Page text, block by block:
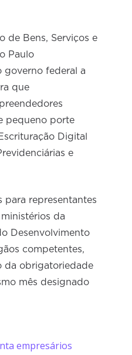
de Bens, Serviços e
Paulo
governo federal a
que
pequeno porte
Digital
e
representantes
da
Desenvolvimento
competentes,
da obrigatoriedade
mês designado
empresários